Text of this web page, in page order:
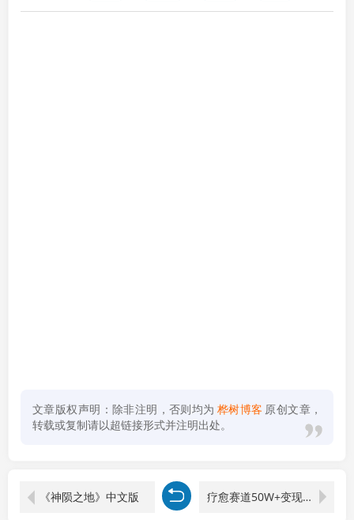
文章版权声明：除非注明，否则均为 桦树博客 原创文章，
转载或复制请以超链接形式并注明出处。
《神陨之地》中文版 疗愈赛道50W+变现必修课，专业+商业双体系，零基础也能月入数十万